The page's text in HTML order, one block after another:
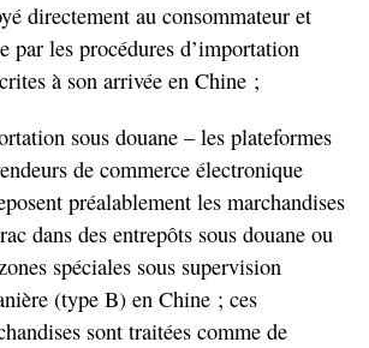
directement au consommateur et
par les procédures d’importation
à son arrivée en Chine ;
sous douane – les plateformes
de commerce électronique
préalablement les marchandises
dans des entrepôts sous douane ou
spéciales sous supervision
(type B) en Chine ; ces
sont traitées comme de